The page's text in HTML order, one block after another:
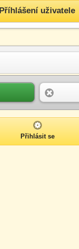
Příhlášení uživatele
Přihlásit se